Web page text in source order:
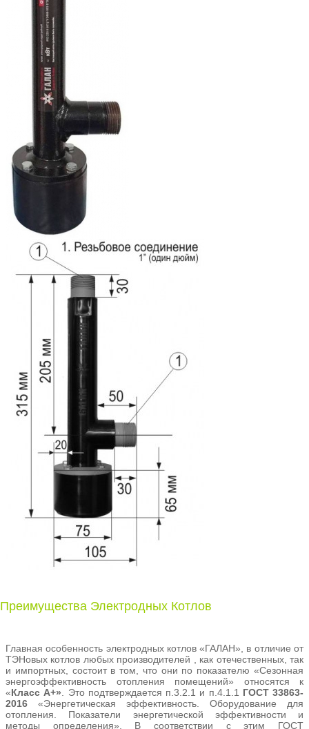
Преимущества Электродных Котлов
Главная особенность электродных котлов «ГАЛАН», в отличие от
ТЭНовых котлов любых производителей , как отечественных, так
и импортных, состоит в том, что они по показателю «Сезонная
энергоэффективность отопления помещений» относятся к
«Класс А+» . Это подтверждается п.3.2.1 и п.4.1.1 ГОСТ 33863-
2016 «Энергетическая эффективность. Оборудование для
отопления. Показатели энергетической эффективности и
методы определения». В соответствии с этим ГОСТ